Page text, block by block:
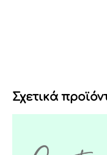
Σχετικά